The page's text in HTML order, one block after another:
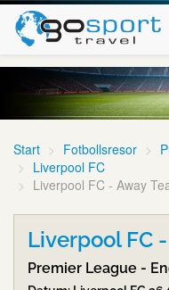
Start Fotbollsresor
Liverpool FC
Liverpool FC - Away
Liverpool FC
Premier League -